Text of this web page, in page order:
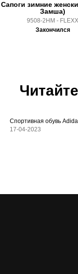
Сапоги зимние
Замша)
9508-2HM - FLEXX
Закончился
Спортивная обувь
17-04-2023